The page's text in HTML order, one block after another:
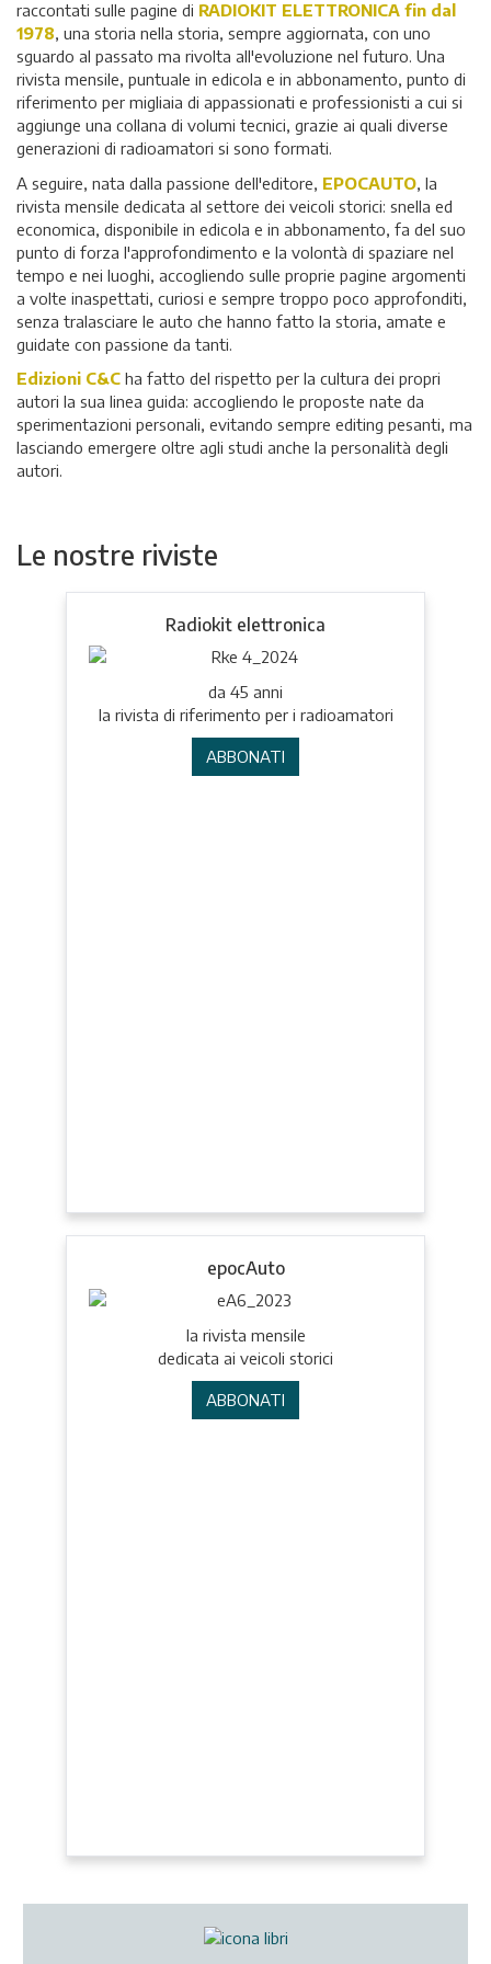
raccontati sulle pagine di RADIOKIT ELETTRONICA fin dal
1978, una storia nella storia, sempre aggiornata, con uno
sguardo al passato ma rivolta all'evoluzione nel futuro. Una
rivista mensile, puntuale in edicola e in abbonamento, punto di
riferimento per migliaia di appassionati e professionisti a cui si
aggiunge una collana di volumi tecnici, grazie ai quali diverse
generazioni di radioamatori si sono formati.
A seguire, nata dalla passione dell'editore, EPOCAUTO , la
rivista mensile dedicata al settore dei veicoli storici: snella ed
economica, disponibile in edicola e in abbonamento, fa del suo
punto di forza l'approfondimento e la volontà di spaziare nel
tempo e nei luoghi, accogliendo sulle proprie pagine argomenti
a volte inaspettati, curiosi e sempre troppo poco approfonditi,
senza tralasciare le auto che hanno fatto la storia, amate e
guidate con passione da tanti.
Edizioni C&C ha fatto del rispetto per la cultura dei propri
autori la sua linea guida: accogliendo le proposte nate da
sperimentazioni personali, evitando sempre editing pesanti, ma
lasciando emergere oltre agli studi anche la personalità degli
autori.
Le nostre riviste
Radiokit elettronica
da 45 anni
la rivista di riferimento per i radioamatori
ABBONATI
epocAuto
la rivista mensile
dedicata ai veicoli storici
ABBONATI